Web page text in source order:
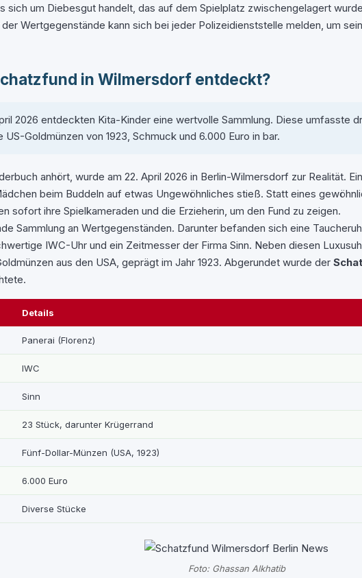
sich um Diebesgut handelt, das auf dem Spielplatz zwischengelagert
Wertgegenstände kann sich bei jeder Polizeidienststelle melden, um
in Wilmersdorf entdeckt?
2026 entdeckten Kita-Kinder eine wertvolle Sammlung. Diese umfasste
Goldmünzen von 1923, Schmuck und 6.000 Euro in bar.
anhört, wurde am 22. April 2026 in Berlin-Wilmersdorf zur Realität.
beim Buddeln auf etwas Ungewöhnliches stieß. Statt eines
sofort ihre Spielkameraden und die Erzieherin, um den Fund zu zeigen.
Sammlung an Wertgegenständen. Darunter befanden sich eine
IWC-Uhr und ein Zeitmesser der Firma Sinn. Neben diesen
aus den USA, geprägt im Jahr 1923. Abgerundet wurde der
Details
Panerai (Florenz)
IWC
Sinn
23 Stück, darunter Krügerrand
Fünf-Dollar-Münzen (USA, 1923)
6.000 Euro
Diverse Stücke
Foto: Ghassan Alkhatib